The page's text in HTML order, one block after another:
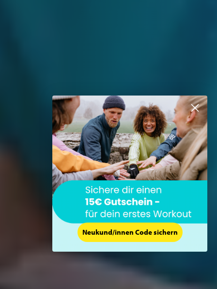
Neukund/innen Code sichern